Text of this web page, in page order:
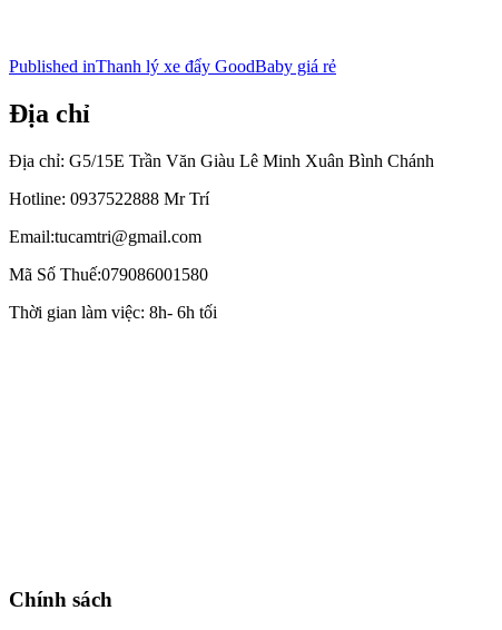
Điều
hướng
bài
viết
Published inThanh lý xe đẩy GoodBaby giá rẻ
Địa chỉ
Địa chỉ: G5/15E Trần Văn Giàu Lê Minh Xuân Bình Chánh
Hotline: 0937522888 Mr Trí
Email:tucamtri@gmail.com
Mã Số Thuế:079086001580
Thời gian làm việc: 8h- 6h tối
Chính sách